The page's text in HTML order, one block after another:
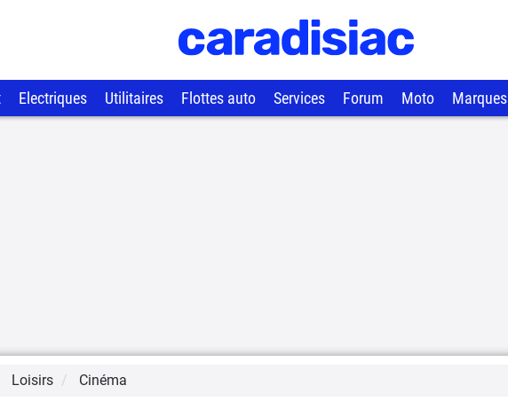
Electriques Utilitaires Flottes auto Services Forum Moto Marques
Loisirs Cinéma